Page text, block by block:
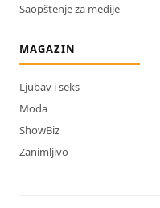
Saopštenje za medije
MAGAZIN
Ljubav i seks
Moda
ShowBiz
Zanimljivo